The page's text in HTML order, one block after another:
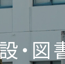
・図